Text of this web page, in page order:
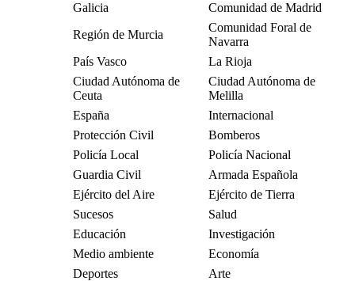
Galicia
Comunidad de Madrid
Región de Murcia
Comunidad Foral de
Navarra
País Vasco
La Rioja
Ciudad Autónoma de
Ceuta
Ciudad Autónoma de
Melilla
España
Internacional
Protección Civil
Bomberos
Policía Local
Policía Nacional
Guardia Civil
Armada Española
Ejército del Aire
Ejército de Tierra
Sucesos
Salud
Educación
Investigación
Medio ambiente
Economía
Deportes
Arte